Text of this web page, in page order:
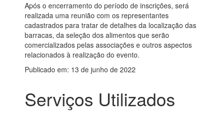
Após o encerramento do período de inscrições, será
realizada uma reunião com os representantes
cadastrados para tratar de detalhes da localização das
barracas, da seleção dos alimentos que serão
comercializados pelas associações e outros aspectos
relacionados à realização do evento.
Publicado em: 13 de junho de 2022
Serviços Utilizados